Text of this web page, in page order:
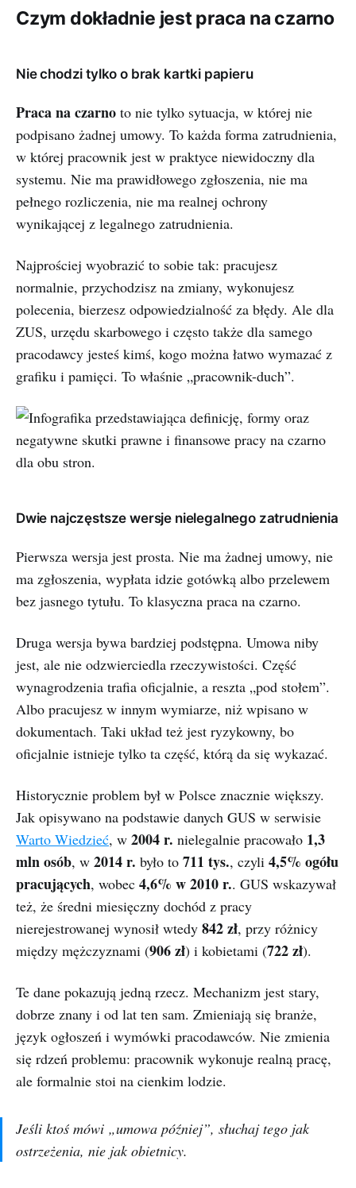
Czym dokładnie jest praca na czarno
Nie chodzi tylko o brak kartki papieru
Praca na czarno to nie tylko sytuacja, w której nie
podpisano żadnej umowy. To każda forma zatrudnienia,
w której pracownik jest w praktyce niewidoczny dla
systemu. Nie ma prawidłowego zgłoszenia, nie ma
pełnego rozliczenia, nie ma realnej ochrony
wynikającej z legalnego zatrudnienia.
Najprościej wyobrazić to sobie tak: pracujesz
normalnie, przychodzisz na zmiany, wykonujesz
polecenia, bierzesz odpowiedzialność za błędy. Ale dla
ZUS, urzędu skarbowego i często także dla samego
pracodawcy jesteś kimś, kogo można łatwo wymazać z
grafiku i pamięci. To właśnie „pracownik-duch”.
Dwie najczęstsze wersje nielegalnego zatrudnienia
Pierwsza wersja jest prosta. Nie ma żadnej umowy, nie
ma zgłoszenia, wypłata idzie gotówką albo przelewem
bez jasnego tytułu. To klasyczna praca na czarno.
Druga wersja bywa bardziej podstępna. Umowa niby
jest, ale nie odzwierciedla rzeczywistości. Część
wynagrodzenia trafia oficjalnie, a reszta „pod stołem”.
Albo pracujesz w innym wymiarze, niż wpisano w
dokumentach. Taki układ też jest ryzykowny, bo
oficjalnie istnieje tylko ta część, którą da się wykazać.
Historycznie problem był w Polsce znacznie większy.
Jak opisywano na podstawie danych GUS w serwisie
Warto Wiedzieć, w 2004 r. nielegalnie pracowało 1,3
mln osób, w 2014 r. było to 711 tys., czyli 4,5% ogółu
pracujących, wobec 4,6% w 2010 r.. GUS wskazywał
też, że średni miesięczny dochód z pracy
nierejestrowanej wynosił wtedy 842 zł, przy różnicy
między mężczyznami (906 zł) i kobietami (722 zł).
Te dane pokazują jedną rzecz. Mechanizm jest stary,
dobrze znany i od lat ten sam. Zmieniają się branże,
język ogłoszeń i wymówki pracodawców. Nie zmienia
się rdzeń problemu: pracownik wykonuje realną pracę,
ale formalnie stoi na cienkim lodzie.
Jeśli ktoś mówi „umowa później”, słuchaj tego jak
ostrzeżenia, nie jak obietnicy.